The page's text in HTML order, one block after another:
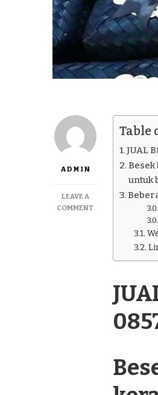
ADMIN
LEAVE A
COMMENT
TAROGONG
Table
JUAL
untuk